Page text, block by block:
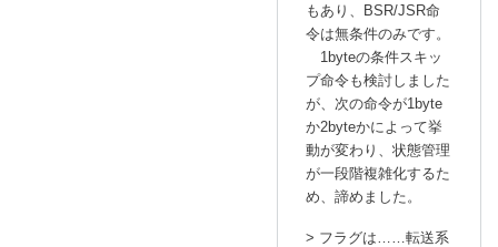
もあり、BSR/JSR命
令は無条件のみです。
1byteの条件スキッ
プ命令も検討しました
が、次の命令が1byte
か2byteかによって挙
動が変わり、状態管理
が一段階複雑化するた
め、諦めました。
> フラグは……転送系